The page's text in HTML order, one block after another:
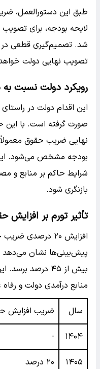
طبق این دستورالعمل،
لایحه بودجه، برای تصویب
شد. تصمیم‌گیری قطعی
تصویب نهایی دولت
رویکرد دولت نسبت
صورت گرفته است. با این
نهایی ضریب حقوق معمولاً
بودجه مشخص می‌شود.
شرایط حاکم بر منابع
بازنگری شود.
تأثیر تورم بر افزایش
افزایش ۲۰
پیش‌بینی‌ها نشان می‌دهد
بیش از ۴۵ درصد
منابع درآمدی دولت و
سال ضریب افزایش
۱۴۰۴ -
۱۴۰۵ ۲۰ درصد